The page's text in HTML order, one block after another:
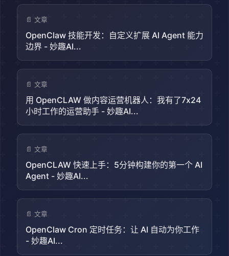
📄 文章
OpenClaw 技能开发：自定义扩展 AI Agent 能力
边界 - 妙趣AI...
📄 文章
用 OpenCLAW 做内容运营机器人：我有了7x24
小时工作的运营助手 - 妙趣AI...
📄 文章
OpenCLAW 快速上手：5分钟构建你的第一个 AI
Agent - 妙趣AI...
📄 文章
OpenClaw Cron 定时任务：让 AI 自动为你工作
- 妙趣AI...